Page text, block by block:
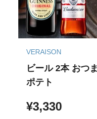
VERAISON
ビール 2本 おつ
ポテト
¥3,330